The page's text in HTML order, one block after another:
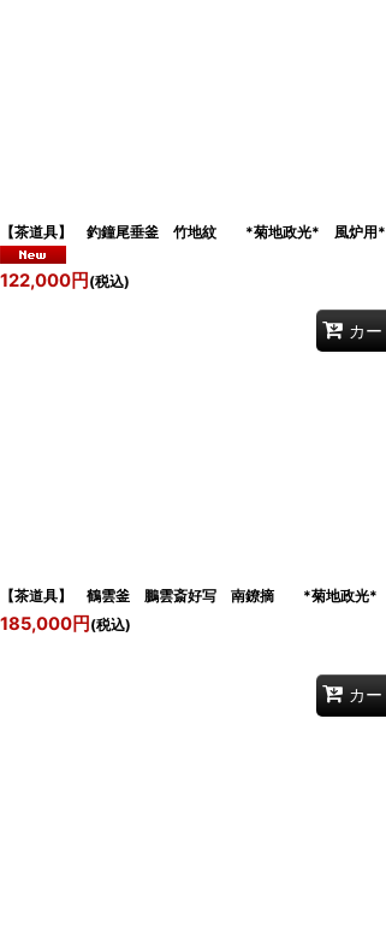
【茶道具】 釣鐘尾垂釜 竹地紋 *菊地政光* 風炉用
122,000円 (税込)
カ
【茶道具】 鶴雲釜 鵬雲斎好写 南鐐摘 *菊地政
185,000円 (税込)
カ